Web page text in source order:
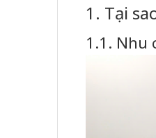
1. Tại
1.1. Nhu